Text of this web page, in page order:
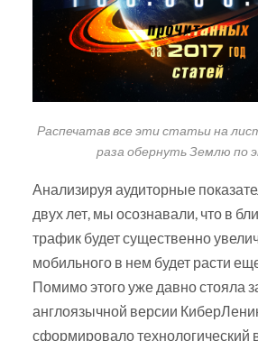
Распечатав все эти статьи на
раза обернуть Землю по
Анализируя аудиторные
двух лет, мы осознавали, что в
трафик будет существенно
мобильного в нем будет расти
Помимо этого уже давно стояла
англоязычной версии
сформировало технологический